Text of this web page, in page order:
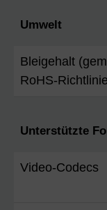
Umwelt
Bleigehalt
RoHS-
Unterstützte
Video-Codecs